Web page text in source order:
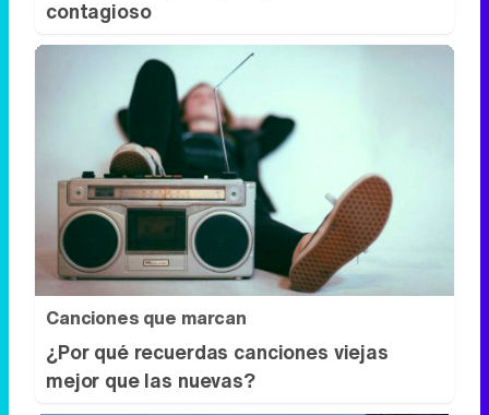
contagioso
Canciones que marcan
¿Por qué recuerdas canciones viejas
mejor que las nuevas?